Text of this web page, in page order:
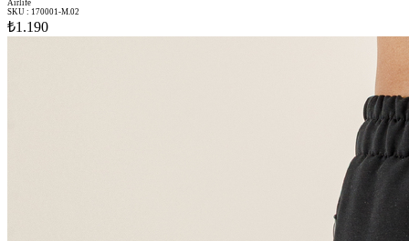
Airlife
SKU : 170001-M.02
₺1.190